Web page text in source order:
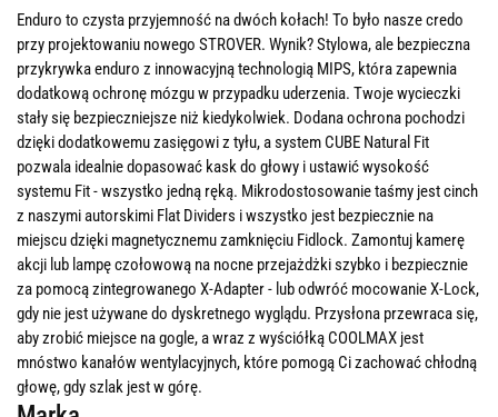
Enduro to czysta przyjemność na dwóch kołach! To było nasze credo
przy projektowaniu nowego STROVER. Wynik? Stylowa, ale bezpieczna
przykrywka enduro z innowacyjną technologią MIPS, która zapewnia
dodatkową ochronę mózgu w przypadku uderzenia. Twoje wycieczki
stały się bezpieczniejsze niż kiedykolwiek. Dodana ochrona pochodzi
dzięki dodatkowemu zasięgowi z tyłu, a system CUBE Natural Fit
pozwala idealnie dopasować kask do głowy i ustawić wysokość
systemu Fit - wszystko jedną ręką. Mikrodostosowanie taśmy jest cinch
z naszymi autorskimi Flat Dividers i wszystko jest bezpiecznie na
miejscu dzięki magnetycznemu zamknięciu Fidlock. Zamontuj kamerę
akcji lub lampę czołowową na nocne przejażdżki szybko i bezpiecznie
za pomocą zintegrowanego X-Adapter - lub odwróć mocowanie X-Lock,
gdy nie jest używane do dyskretnego wyglądu. Przysłona przewraca się,
aby zrobić miejsce na gogle, a wraz z wyściółką COOLMAX jest
mnóstwo kanałów wentylacyjnych, które pomogą Ci zachować chłodną
głowę, gdy szlak jest w górę.